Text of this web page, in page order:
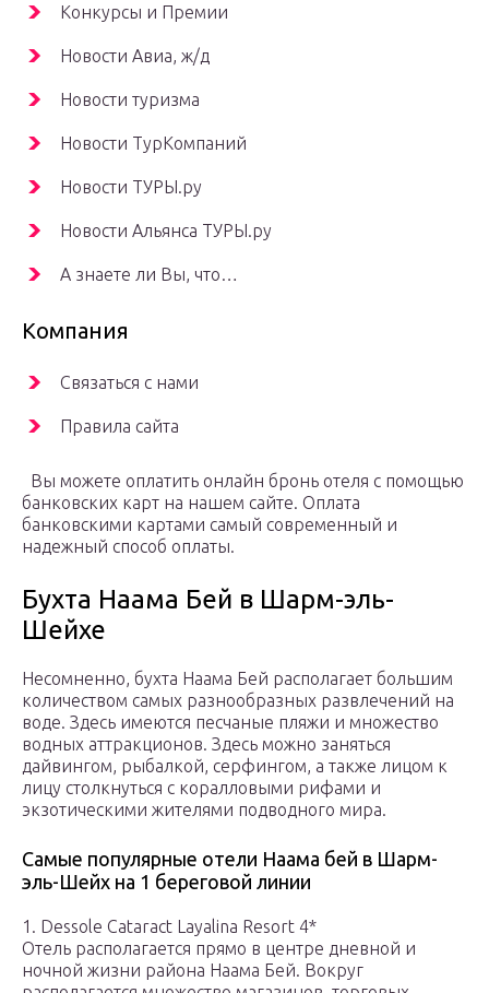
Конкурсы и Премии
Новости Авиа, ж/д
Новости туризма
Новости ТурКомпаний
Новости ТУРЫ.ру
Новости Альянса ТУРЫ.ру
А знаете ли Вы, что…
Компания
Связаться с нами
Правила сайта
Вы можете оплатить онлайн бронь отеля с помощью
банковских карт на нашем сайте. Оплата
банковскими картами самый современный и
надежный способ оплаты.
Бухта Наама Бей в Шарм-эль-
Шейхе
Несомненно, бухта Наама Бей располагает большим
количеством самых разнообразных развлечений на
воде. Здесь имеются песчаные пляжи и множество
водных аттракционов. Здесь можно заняться
дайвингом, рыбалкой, серфингом, а также лицом к
лицу столкнуться с коралловыми рифами и
экзотическими жителями подводного мира.
Самые популярные отели Наама бей в Шарм-
эль-Шейх на 1 береговой линии
1. Dessole Cataract Layalina Resort 4*
Отель располагается прямо в центре дневной и
ночной жизни района Наама Бей. Вокруг